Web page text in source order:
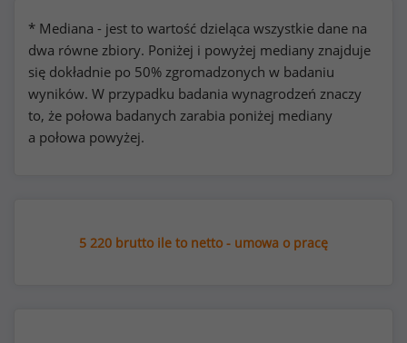
* Mediana - jest to wartość dzieląca wszystkie dane na
dwa równe zbiory. Poniżej i powyżej mediany znajduje
się dokładnie po 50% zgromadzonych w badaniu
wyników. W przypadku badania wynagrodzeń znaczy
to, że połowa badanych zarabia poniżej mediany
a połowa powyżej.
5 220 brutto ile to netto - umowa o pracę